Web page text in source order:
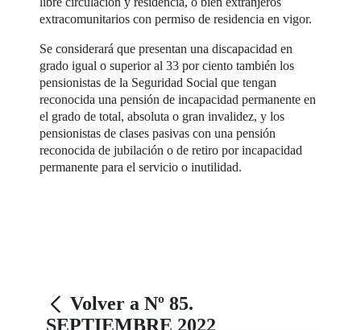
extracomunitarios con permiso de residencia en vigor.
Se considerará que presentan una discapacidad en
grado igual o superior al 33 por ciento también los
pensionistas de la Seguridad Social que tengan
reconocida una pensión de incapacidad permanente en
el grado de total, absoluta o gran invalidez, y los
pensionistas de clases pasivas con una pensión
reconocida de jubilación o de retiro por incapacidad
permanente para el servicio o inutilidad.
Volver a Nº 85.
SEPTIEMBRE 2022